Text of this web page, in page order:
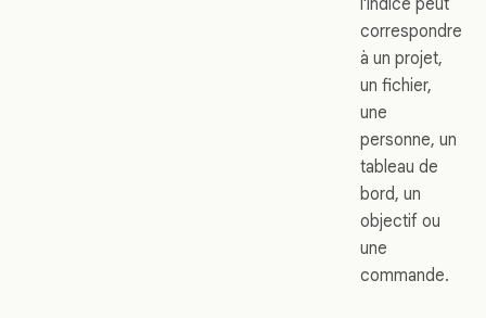
correspondre
à un projet,
un fichier,
une
personne, un
tableau de
bord, un
objectif ou
une
commande.